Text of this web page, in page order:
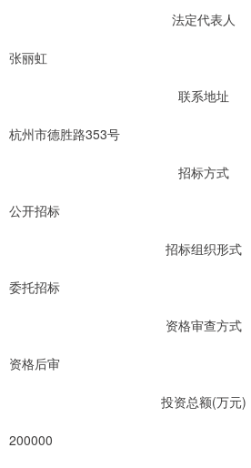
法定代表人
张丽虹
联系地址
杭州市德胜路353号
招标方式
公开招标
招标组织形式
委托招标
资格审查方式
资格后审
投资总额(万元)
200000